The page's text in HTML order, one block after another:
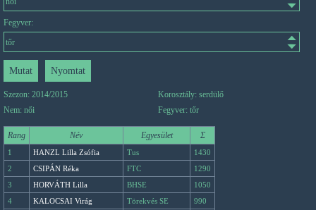
Fegyver:
Szezon: 2014/2015
Korosztály: serdülő
Nem: női
Fegyver: tőr
Rang Név Egyesület Σ
1 HANZL Lilla Zsófia Tus
1430
2
CSIPÁN Réka FTC
1290
3
HORVÁTH Lilla BHSE
1050
4
KALOCSAI Virág Törekvés SE
990